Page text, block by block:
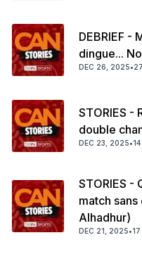
DEBRIEF -
dingue...
DEC 26, 2025•
STORIES -
double
DEC 23, 2025•
STORIES -
match
Alhadhur)
DEC 21, 2025•